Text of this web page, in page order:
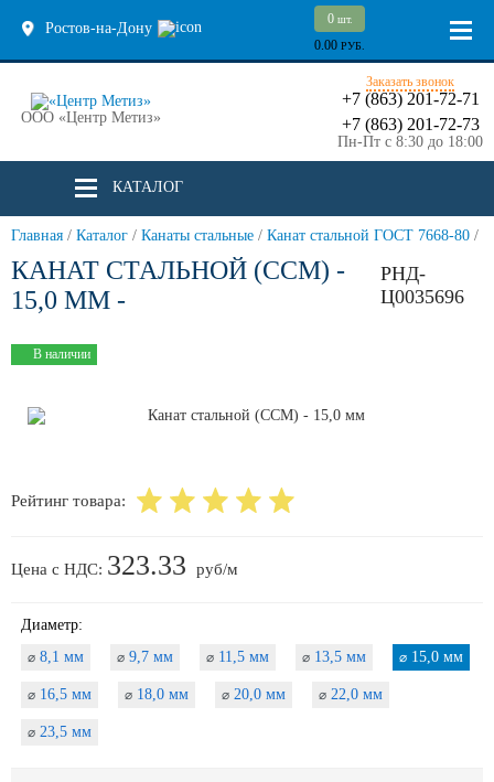
Ростов-на-Дону
0 шт.
0.00 РУБ.
ООО «Центр Метиз»
Заказать звонок
+7 (863) 201-72-71
+7 (863) 201-72-73
Пн-Пт с 8:30 до 18:00
КАТАЛОГ
Главная / Каталог / Канаты стальные / Канат стальной ГОСТ 7668-80 /
КАНАТ СТАЛЬНОЙ (ССМ) -
15,0 ММ -
РНД-
Ц0035696
В наличии
Рейтинг товара:
Цена с НДС: 323.33 руб/м
Диаметр:
⌀ 8,1 мм ⌀ 9,7 мм ⌀ 11,5 мм ⌀ 13,5 мм ⌀ 15,0 мм
⌀ 16,5 мм ⌀ 18,0 мм ⌀ 20,0 мм ⌀ 22,0 мм
⌀ 23,5 мм